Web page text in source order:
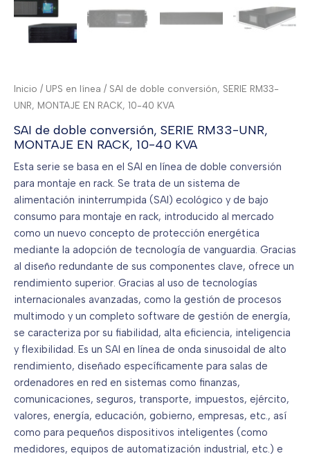
Inicio / UPS en línea / SAI de doble conversión, SERIE RM33-
UNR, MONTAJE EN RACK, 10-40 KVA
SAI de doble conversión, SERIE RM33-UNR,
MONTAJE EN RACK, 10-40 KVA
Esta serie se basa en el SAI en línea de doble conversión
para montaje en rack. Se trata de un sistema de
alimentación ininterrumpida (SAI) ecológico y de bajo
consumo para montaje en rack, introducido al mercado
como un nuevo concepto de protección energética
mediante la adopción de tecnología de vanguardia. Gracias
al diseño redundante de sus componentes clave, ofrece un
rendimiento superior. Gracias al uso de tecnologías
internacionales avanzadas, como la gestión de procesos
multimodo y un completo software de gestión de energía,
se caracteriza por su fiabilidad, alta eficiencia, inteligencia
y flexibilidad. Es un SAI en línea de onda sinusoidal de alto
rendimiento, diseñado específicamente para salas de
ordenadores en red en sistemas como finanzas,
comunicaciones, seguros, transporte, impuestos, ejército,
valores, energía, educación, gobierno, empresas, etc., así
como para pequeños dispositivos inteligentes (como
medidores, equipos de automatización industrial, etc.) e